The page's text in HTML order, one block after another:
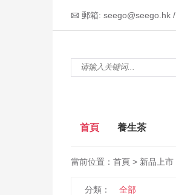
 郵箱: seego@seego.hk /
首頁 養生茶
當前位置： 首頁 > 新品上市
分類： 全部